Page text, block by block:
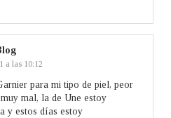
a las 10:12
para mi tipo de piel, peor
mal, la de Une estoy
y estos días estoy